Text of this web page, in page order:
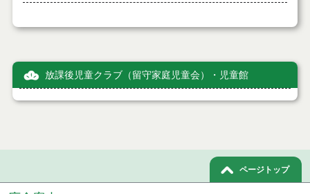
放課後児童クラブ（留守家庭児童会）・児童館
ページトップ